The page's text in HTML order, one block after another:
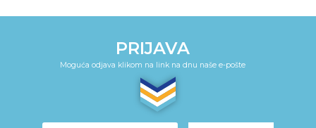
PRIJAVA
Moguća odjava klikom na link na dnu naše e-pošte